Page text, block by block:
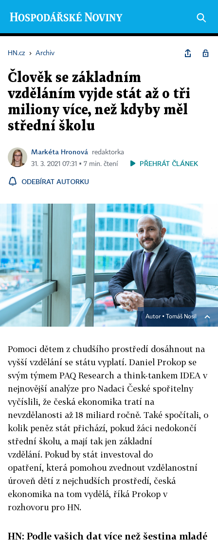
HN.cz › Archiv
Člověk se základním
vzděláním vyjde stát až o tři
miliony více, než kdyby měl
střední školu
Markéta Hronová
redaktorka
31. 3. 2021 07:31 ▪ 7 min. čtení
PŘEHRÁT ČLÁNEK
ODEBÍRAT AUTORKU
Autor ▪ Tomáš Nosil
Pomoci dětem z chudšího prostředí dosáhnout na
vyšší vzdělání se státu vyplatí. Daniel Prokop se
svým týmem PAQ Research a think-tankem IDEA v
nejnovější analýze pro Nadaci České spořitelny
vyčíslili, že česká ekonomika tratí na
nevzdělanosti až 18 miliard ročně. Také spočítali, o
kolik peněz stát přichází, pokud žáci nedokončí
střední školu, a mají tak jen základní
vzdělání. Pokud by stát investoval do
opatření, která pomohou zvednout vzdělanostní
úroveň dětí z nejchudších prostředí, česká
ekonomika na tom vydělá, říká Prokop v
rozhovoru pro HN.
HN: Podle vašich dat více než šestina mladé